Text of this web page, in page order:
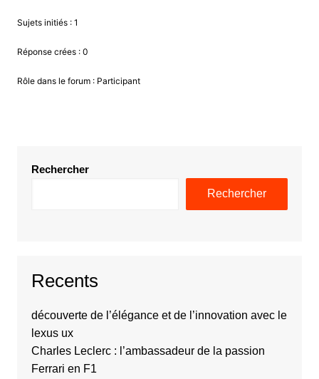
Sujets initiés : 1
Réponse crées : 0
Rôle dans le forum : Participant
Rechercher
Rechercher
Recents
découverte de l’élégance et de l’innovation avec le
lexus ux
Charles Leclerc : l’ambassadeur de la passion
Ferrari en F1